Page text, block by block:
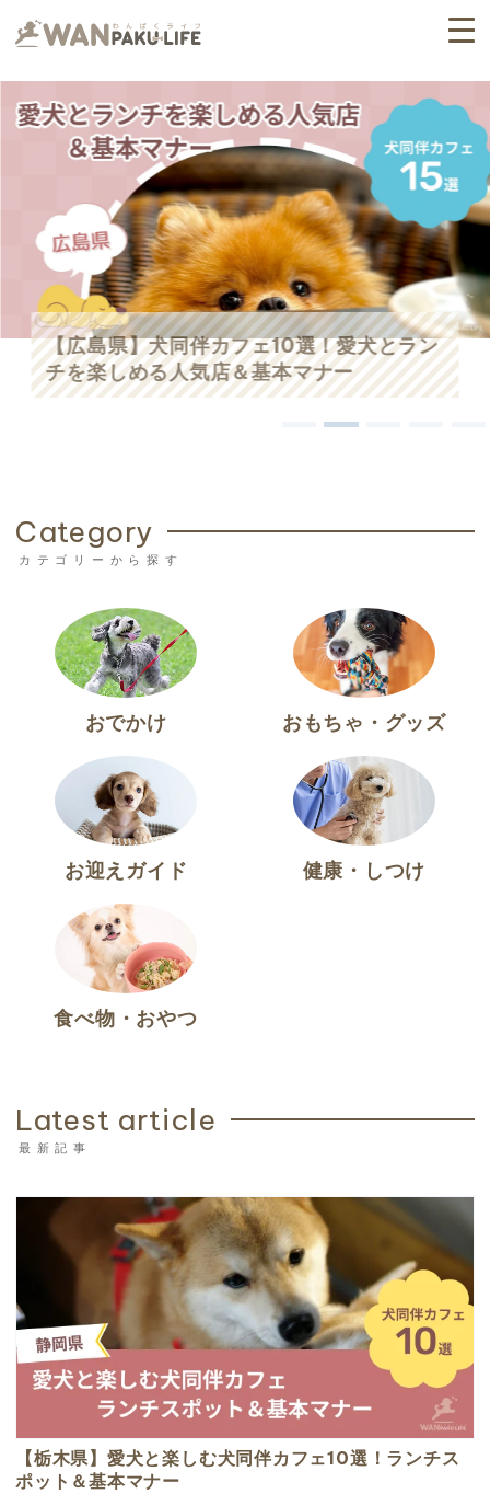
【広島県】犬同伴カフェ10選！愛犬とラン
チを楽しめる人気店＆基本マナー
Category
おでかけ おもちゃ・グッズ
お迎えガイド 健康・しつけ
食べ物・おやつ
Latest article
【栃木県】愛犬と楽しむ犬同伴カフェ10選！ランチス
ポット＆基本マナー